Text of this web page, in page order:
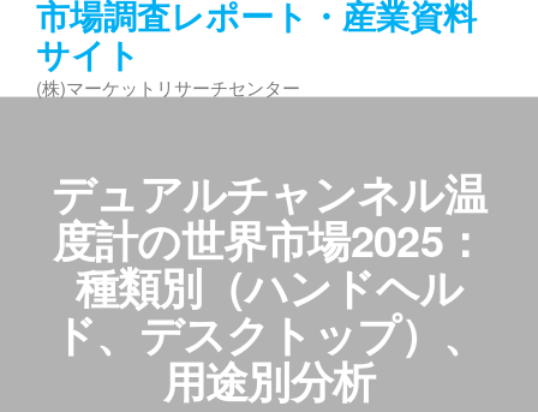
ン
市場調査レポート・産業資料
サイト
(株)マーケットリサーチセンター
デュアルチャンネル温
度計の世界市場2025：
種類別（ハンドヘル
ド、デスクトップ）、
用途別分析